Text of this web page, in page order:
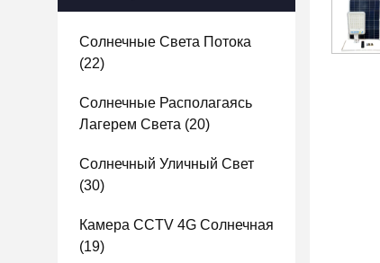
Солнечные Света Потока
(22)
Солнечные Располагаясь
Лагерем Света (20)
Солнечный Уличный Свет
(30)
Камера CCTV 4G Солнечная
(19)